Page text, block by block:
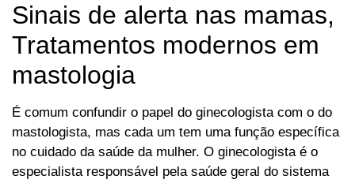
Sinais de alerta nas mamas,
Tratamentos modernos em
mastologia
É comum confundir o papel do ginecologista com o do
mastologista, mas cada um tem uma função específica
no cuidado da saúde da mulher. O ginecologista é o
especialista responsável pela saúde geral do sistema